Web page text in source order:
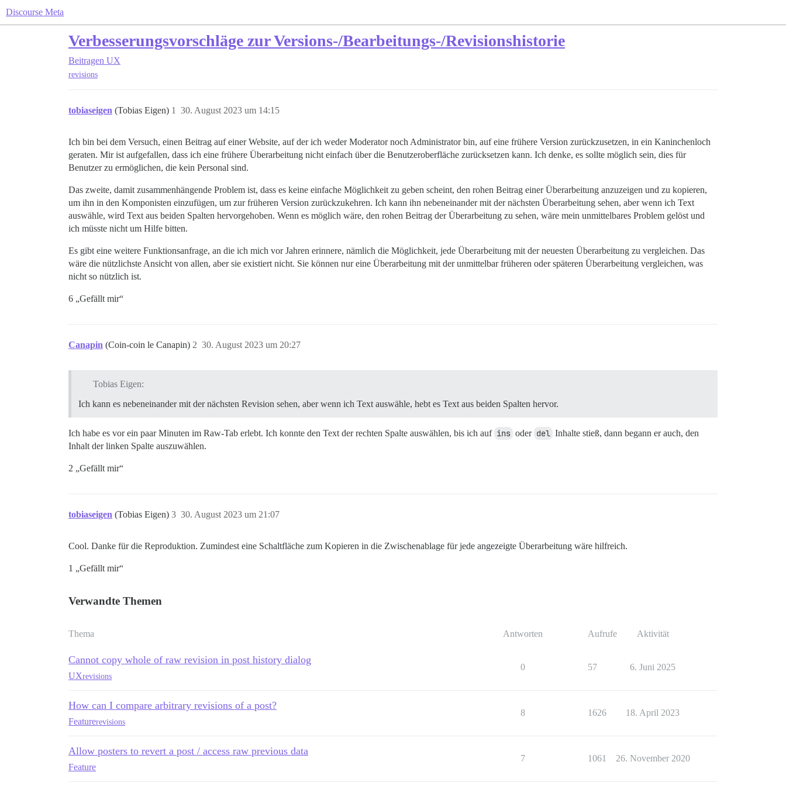
Discourse Meta
Verbesserungsvorschläge zur Versions-/Bearbeitungs-/Revisionshistorie
Beitragen UX
revisions
tobiaseigen (Tobias Eigen) 30. August 2023 um 14:15
1
Ich bin bei dem Versuch, einen Beitrag auf einer Website, auf der ich weder Moderator noch Administrator bin, auf eine frühere Version zurückzusetzen, in ein Kaninchenloch
geraten. Mir ist aufgefallen, dass ich eine frühere Überarbeitung nicht einfach über die Benutzeroberfläche zurücksetzen kann. Ich denke, es sollte möglich sein, dies für
Benutzer zu ermöglichen, die kein Personal sind.
Das zweite, damit zusammenhängende Problem ist, dass es keine einfache Möglichkeit zu geben scheint, den rohen Beitrag einer Überarbeitung anzuzeigen und zu kopieren,
um ihn in den Komponisten einzufügen, um zur früheren Version zurückzukehren. Ich kann ihn nebeneinander mit der nächsten Überarbeitung sehen, aber wenn ich Text
auswähle, wird Text aus beiden Spalten hervorgehoben. Wenn es möglich wäre, den rohen Beitrag der Überarbeitung zu sehen, wäre mein unmittelbares Problem gelöst und
ich müsste nicht um Hilfe bitten.
Es gibt eine weitere Funktionsanfrage, an die ich mich vor Jahren erinnere, nämlich die Möglichkeit, jede Überarbeitung mit der neuesten Überarbeitung zu vergleichen. Das
wäre die nützlichste Ansicht von allen, aber sie existiert nicht. Sie können nur eine Überarbeitung mit der unmittelbar früheren oder späteren Überarbeitung vergleichen, was
nicht so nützlich ist.
6 „Gefällt mir“
Canapin (Coin-coin le Canapin) 30. August 2023 um 20:27
2
Tobias Eigen:
Ich kann es nebeneinander mit der nächsten Revision sehen, aber wenn ich Text auswähle, hebt es Text aus beiden Spalten hervor.
Ich habe es vor ein paar Minuten im Raw-Tab erlebt. Ich konnte den Text der rechten Spalte auswählen, bis ich auf ins oder del Inhalte stieß, dann begann er auch, den
Inhalt der linken Spalte auszuwählen.
2 „Gefällt mir“
tobiaseigen (Tobias Eigen) 30. August 2023 um 21:07
3
Cool. Danke für die Reproduktion. Zumindest eine Schaltfläche zum Kopieren in die Zwischenablage für jede angezeigte Überarbeitung wäre hilfreich.
1 „Gefällt mir“
Verwandte Themen
Thema Antworten Aufrufe Aktivität
Cannot copy whole of raw revision in post history dialog
UXrevisions
0 57 6. Juni 2025
How can I compare arbitrary revisions of a post?
Featurerevisions
8 1626 18. April 2023
Allow posters to revert a post / access raw previous data
Feature
7 1061 26. November 2020